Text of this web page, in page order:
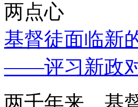
两点心
基督徒面临新
——评习新政